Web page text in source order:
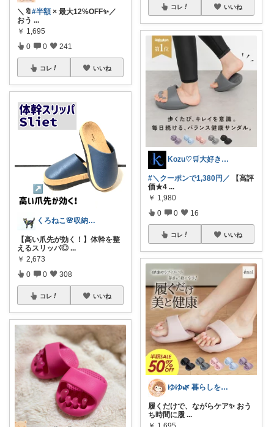
＼🔖#半額 × 最大12%OFF✨／
おう ...
￥ 1,695
0 0 241
コレ いいね
くろねこ🌸収納＆キッチン整理
【高い爪先が効く！】体幹を整
えるスリッパ◎ ...
￥ 2,673
0 0 308
コレ いいね
コレ いいね
Kozu♡🛒大好き😆💕
#＼クーポンで1,380円／ 【高評
価★4 ...
￥ 1,980
0 0 16
コレ いいね
ゆゆ🌿 暮らしを整えたい🫖
履くだけで、ながらケア✨ おう
ち時間に履 ...